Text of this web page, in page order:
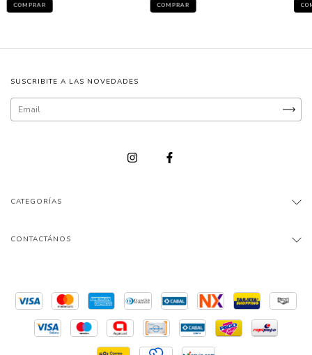
COMPRAR COMPRAR
SUSCRIBITE A LAS NOVEDADES
CATEGORÍAS
CONTACTÁNOS